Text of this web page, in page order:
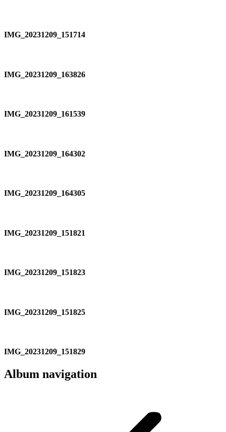
IMG_20231209_151714
IMG_20231209_163826
IMG_20231209_161539
IMG_20231209_164302
IMG_20231209_164305
IMG_20231209_151821
IMG_20231209_151823
IMG_20231209_151825
IMG_20231209_151829
Album navigation